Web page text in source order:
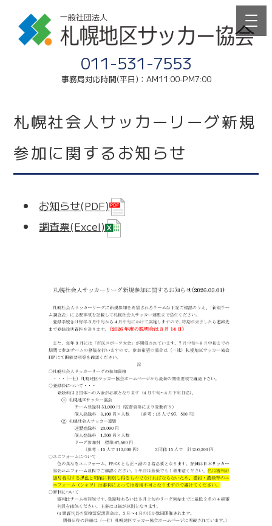
011-531-7553
事務局対応時間(平日)：AM11:00-PM7:00
札幌社会人サッカーリーグ新規
参加に関するお知らせ
お知らせ(PDF)
調査票(Excel)